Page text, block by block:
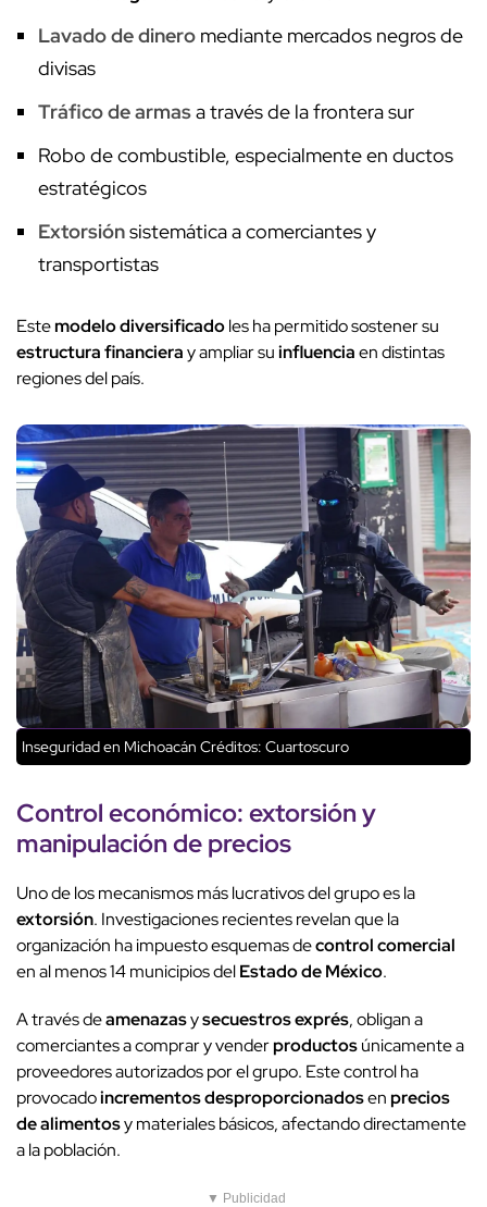
Lavado de dinero mediante mercados negros de
divisas
Tráfico de armasa través de la frontera sur
Robo de combustible, especialmente en ductos
estratégicos
Extorsiónsistemática a comerciantes y
transportistas
Estemodelo diversificadoles ha permitido sostener su
estructura financieray ampliar suinfluenciaen distintas
regiones del país.
Inseguridad en Michoacán Créditos: Cuartoscuro
Control económico:extorsióny
manipulación de precios
Uno de los mecanismos más lucrativos del grupo es la
extorsión. Investigaciones recientes revelan que la
organización ha impuesto esquemas decontrol comercial
en al menos 14 municipios delEstado de México.
A través deamenazasysecuestros exprés, obligan a
comerciantes a comprar y venderproductosúnicamente a
proveedores autorizados por el grupo. Este control ha
provocadoincrementos desproporcionadosenprecios
de alimentosy materiales básicos, afectando directamente
a la población.
▼ Publicidad